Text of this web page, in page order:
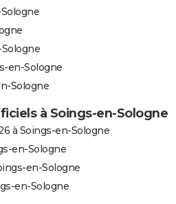
en-Sologne
Sologne
à Soings-en-Sologne
à Soings-en-Sologne
en-Sologne
en-Sologne
en-Sologne